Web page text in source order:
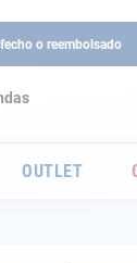
o reembolsado
OUTLET